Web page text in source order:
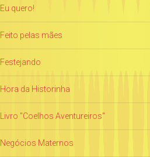
Eu quero!
Feito pelas mães
Festejando
Hora da Historinha
Livro "Coelhos Aventureiros"
Negócios Maternos